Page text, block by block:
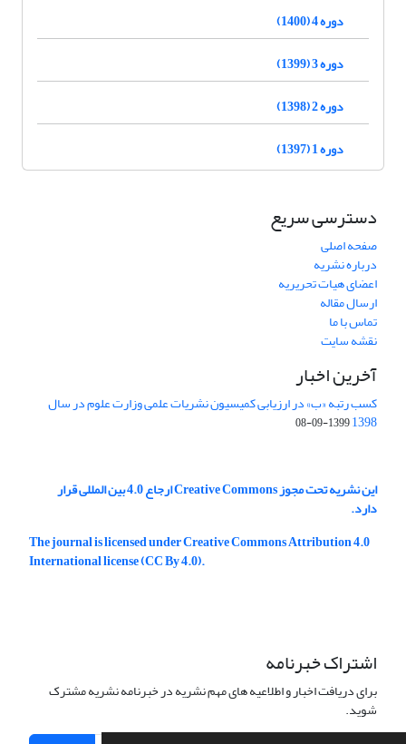
دوره 4 (1400)
دوره 3 (1399)
دوره 2 (1398)
دوره 1 (1397)
دسترسی سریع
صفحه اصلی
درباره نشریه
اعضای هیات تحریریه
ارسال مقاله
تماس با ما
نقشه سایت
آخرین اخبار
کسب رتبه «ب» در ارزیابی کمیسیون نشریات علمی وزارت علوم در سال
1398
1399-09-08
این نشریه تحت مجوز Creative Commons ارجاع 4.0 بین المللی قرار
دارد.
The journal is licensed under Creative Commons Attribution 4.0
International license (CC By 4.0).
اشتراک خبرنامه
برای دریافت اخبار و اطلاعیه های مهم نشریه در خبرنامه نشریه مشترک
شوید.